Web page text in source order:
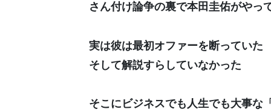
さん付け論争の裏で本田圭佑がやっ
実は彼は最初オファーを断っていた
そして解説すらしていなかった
そこにビジネスでも人生でも大事な